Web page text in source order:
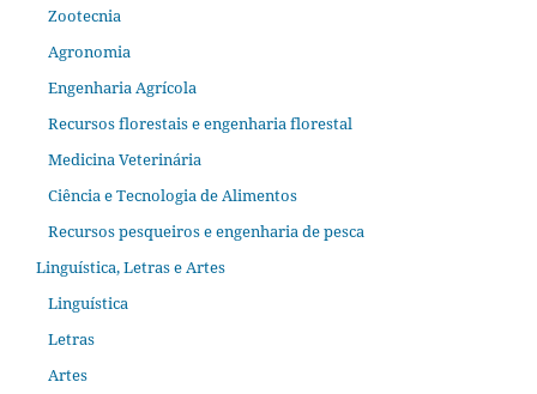
Zootecnia
Agronomia
Engenharia Agrícola
Recursos florestais e engenharia florestal
Medicina Veterinária
Ciência e Tecnologia de Alimentos
Recursos pesqueiros e engenharia de pesca
Linguística, Letras e Artes
Linguística
Letras
Artes